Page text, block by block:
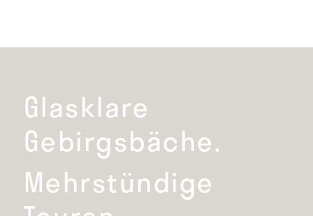
Glasklare
Gebirgsbäche.
Mehrstündige